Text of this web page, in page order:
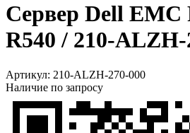
Сервер Dell EMC
R540 / 210-ALZH-
Артикул: 210-ALZH-270-000
Наличие по запросу